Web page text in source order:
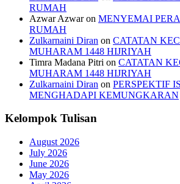
RUMAH
Azwar Azwaron MENYEMAI
RUMAH
Zulkarnaini Diran on CATATAN
MUHARAM 1448 HIJRIYAH
Timra Madana Pitri on CATATAN
MUHARAM 1448 HIJRIYAH
Zulkarnaini Diran on PERSPEKTIF
MENGHADAPI KEMUNGKARAN
Kelompok Tulisan
August 2026
July 2026
June 2026
May 2026